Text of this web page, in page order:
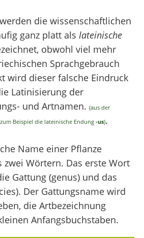
die wissenschaftlichen
ganz platt als lateinische
obwohl viel mehr
Sprachgebrauch
wird dieser falsche Eindruck
Latinisierung der
und Artnamen. (aus der
Beispiel die lateinische Endung -us).
Name einer Pflanze
Wörtern. Das erste Wort
Gattung (genus) und das
Der Gattungsname wird
die Artbezeichnung
Anfangsbuchstaben.